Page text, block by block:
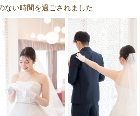
ない時間を過ごされました